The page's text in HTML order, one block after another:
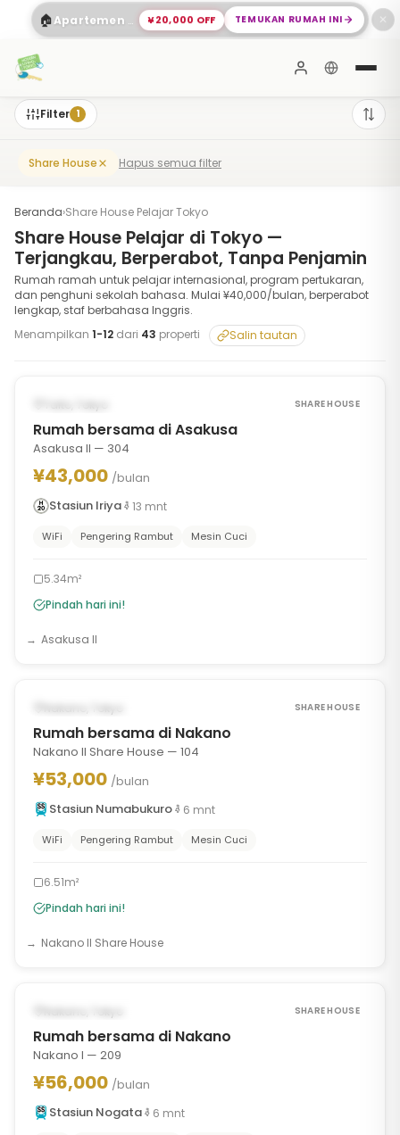
🏠 Apartemen 2 Kamar Tidur Luas di Shinagawa ¥20,000 OFF TEMUKAN RUMAH INI ✕
Filter 1
Share House Hapus semua filter
Beranda›Share House Pelajar Tokyo
Share House Pelajar di Tokyo —
Terjangkau, Berperabot, Tanpa Penjamin
Rumah ramah untuk pelajar internasional, program pertukaran,
dan penghuni sekolah bahasa. Mulai ¥40,000/bulan, berperabot
lengkap, staf berbahasa Inggris.
Menampilkan 1-12 dari 43 properti Salin tautan
Taito, Tokyo SHARE HOUSE
Rumah bersama di Asakusa
Asakusa II — 304
¥43,000 /bulan
Stasiun Iriya
13 mnt
WiFi Pengering Rambut Mesin Cuci
5.34m²
Pindah hari ini!
Asakusa II
Nakano, Tokyo SHARE HOUSE
Rumah bersama di Nakano
Nakano II Share House — 104
¥53,000 /bulan
Stasiun Numabukuro
6 mnt
WiFi Pengering Rambut Mesin Cuci
6.51m²
Pindah hari ini!
Nakano II Share House
Nakano, Tokyo SHARE HOUSE
Rumah bersama di Nakano
Nakano I — 209
¥56,000 /bulan
Stasiun Nogata
6 mnt